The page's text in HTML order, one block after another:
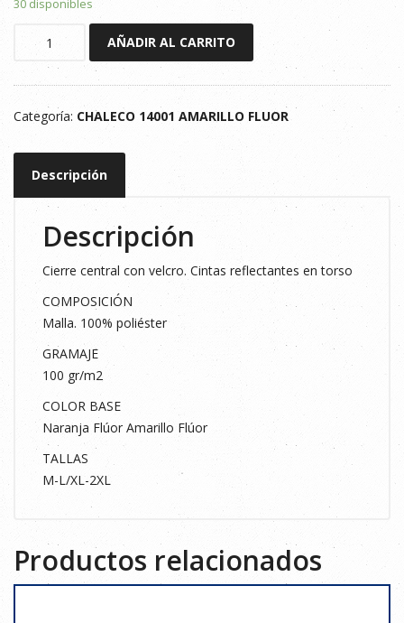
30 disponibles
14001
cantidad
AÑADIR AL CARRITO
Categoría: CHALECO 14001 AMARILLO FLUOR
Descripción
Descripción
Cierre central con velcro. Cintas reflectantes en torso
COMPOSICIÓN
Malla. 100% poliéster
GRAMAJE
100 gr/m2
COLOR BASE
Naranja Flúor Amarillo Flúor
TALLAS
M-L/XL-2XL
Productos relacionados